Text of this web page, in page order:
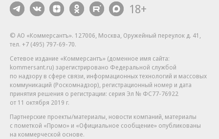
18+
© АО «Коммерсантъ». 127006, Москва, Оружейный переулок д. 41,
тел. +7 (495) 797-69-70.
Сетевое издание «Коммерсантъ» (доменное имя сайта:
kommersant.ru) зарегистрировано Федеральной службой
по надзору в сфере связи, информационных технологий и массовых
коммуникаций (Роскомнадзор), регистрационный номер и дата
принятия решения о регистрации: серия Эл № ФС77-76922
от 11 октября 2019 г.
Партнерские проекты/материалы, новости компаний, материалы
с пометкой «Промо» и «Официальное сообщение» опубликованы
на коммерческой основе.